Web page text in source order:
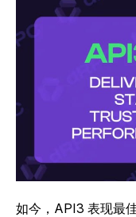
如今，API3 表现最